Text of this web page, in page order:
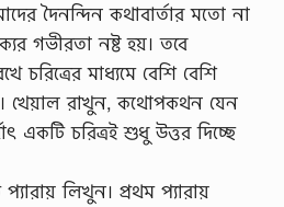
দৈনন্দিন কথাবার্তার মতো না
গভীরতা নষ্ট হয়। তবে
চরিত্রের মাধ্যমে বেশি বেশি
খেয়াল রাখুন, কথোপকথন যেন
একটি চরিত্রই শুধু উত্তর দিচ্ছে
লিখুন। প্রথম প্যারায়